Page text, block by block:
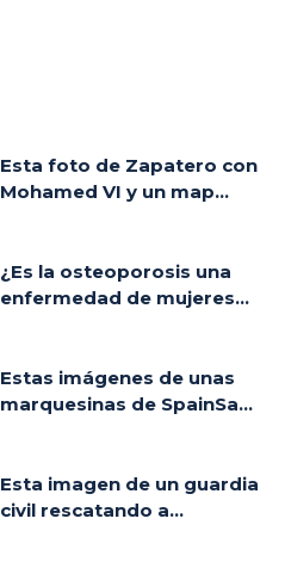
Esta foto de Zapatero con
Mohamed VI y un map...
¿Es la osteoporosis una
enfermedad de mujeres...
Estas imágenes de unas
marquesinas de SpainSa...
Esta imagen de un guardia
civil rescatando a...